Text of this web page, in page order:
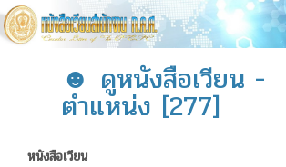
☻ ดูหนังสือเวียน -
ตำแหน่ง [277]
หนังสือเวียน